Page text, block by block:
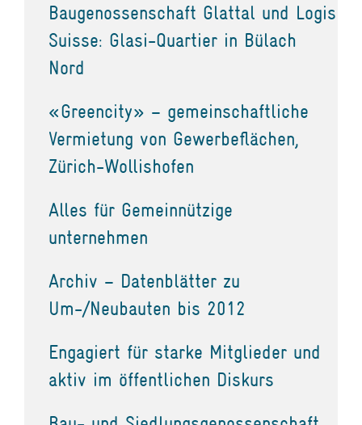
Baugenossenschaft Glattal und Logis
Suisse: Glasi-Quartier in Bülach
Nord
«Greencity» – gemeinschaftliche
Vermietung von Gewerbeflächen,
Zürich-Wollishofen
Alles für Gemeinnützige
unternehmen
Archiv – Datenblätter zu
Um-/Neubauten bis 2012
Engagiert für starke Mitglieder und
aktiv im öffentlichen Diskurs